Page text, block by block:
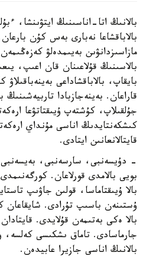
بالانىڭ اتا-اناسىنىڭ ايتۋىنشا،
بالاباقشاعا نەبارى بەس كۇن
مازاسىزدانۋىن بەيىمدەلۋ
بالاسىنىڭ قۇلاعىنان قان اعىپ،
بايقاپ، بالاباقشاداعى بەينەباقىلاۋ
قاراعان. بەينەجازبادا
جۇلقىلاپ، كۇشتەپ ۇيىقتاتۋعا
كىشكەنتايدىڭ اناسى مۇنداي
قايتالانعانىن ايتادى.
- دۇيسەنبى، سارسەنبى،
بويى بالامدى قورلاعان.
بالا ۇيىقتاماسا، قولىن جاۋىپ
ۇستىنەن باسىپ تۇرادى. شايقاعان
بالا ەكى بەتىمەن قۇلايدى.
جارماسادى. تاماق ىشكىسى
بالانىڭ اناسى جازيرا عابيدەن.